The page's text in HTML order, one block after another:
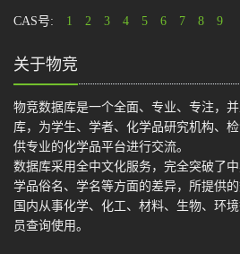
CAS号: 1 2 3 4 5 6 7 8 9
关于物竞
物竞数据库是一个全面、专业、专注，并
库，为学生、学者、化学品研究机构、
供专业的化学品平台进行交流。
数据库采用全中文化服务，完全突破了
学品俗名、学名等方面的差异，所提供
国内从事化学、化工、材料、生物、环
员查询使用。